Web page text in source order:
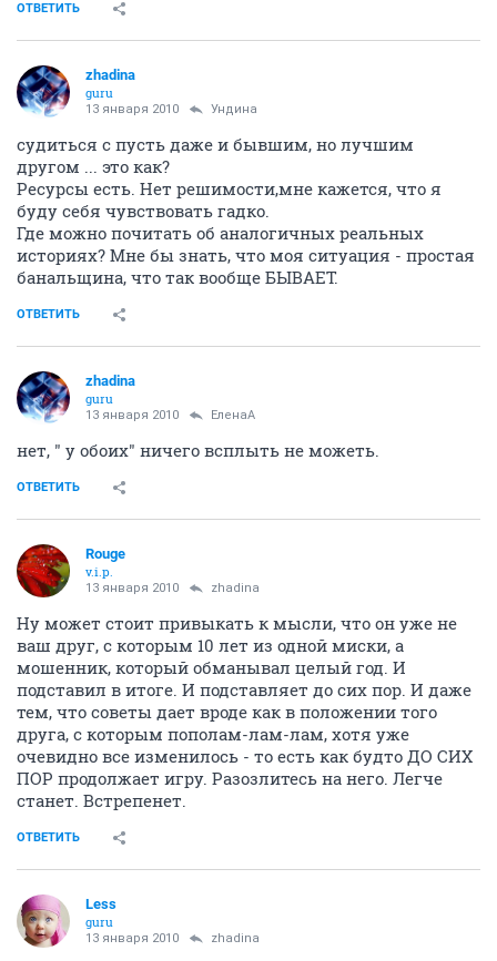
ОТВЕТИТЬ
zhadina
guru
13 января 2010 Ундина
судиться с пусть даже и бывшим, но лучшим
другом ... это как?
Ресурсы есть. Нет решимости,мне кажется, что я
буду себя чувствовать гадко.
Где можно почитать об аналогичных реальных
историях? Мне бы знать, что моя ситуация - простая
банальщина, что так вообще БЫВАЕТ.
ОТВЕТИТЬ
zhadina
guru
13 января 2010 ЕленаА
нет, " у обоих" ничего всплыть не можеть.
ОТВЕТИТЬ
Rouge
v.i.p.
13 января 2010 zhadina
Ну может стоит привыкать к мысли, что он уже не
ваш друг, с которым 10 лет из одной миски, а
мошенник, который обманывал целый год. И
подставил в итоге. И подставляет до сих пор. И даже
тем, что советы дает вроде как в положении того
друга, с которым пополам-лам-лам, хотя уже
очевидно все изменилось - то есть как будто ДО СИХ
ПОР продолжает игру. Разозлитесь на него. Легче
станет. Встрепенет.
ОТВЕТИТЬ
Less
guru
13 января 2010 zhadina